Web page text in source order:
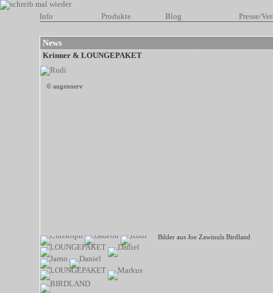
Info Produkte Blog Presse/
News
Krinner & LOUNGEPAKET
© augennerv
Bilder aus Joe Zawinuls Birdland